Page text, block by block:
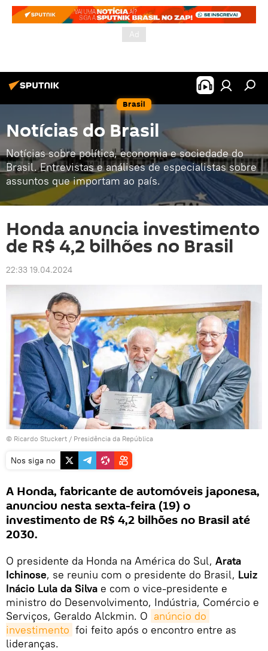
Brasil
Notícias do Brasil
Notícias sobre política, economia e sociedade do
Brasil. Entrevistas e análises de especialistas sobre
assuntos que importam ao país.
Honda anuncia investimento
de R$ 4,2 bilhões no Brasil
22:33 19.04.2024
© Ricardo Stuckert / Presidência da República
Nos siga no
A Honda, fabricante de automóveis japonesa,
anunciou nesta sexta-feira (19) o
investimento de R$ 4,2 bilhões no Brasil até
2030.
O presidente da Honda na América do Sul, Arata
Ichinose, se reuniu com o presidente do Brasil, Luiz
Inácio Lula da Silva e com o vice-presidente e
ministro do Desenvolvimento, Indústria, Comércio e
Serviços, Geraldo Alckmin. O anúncio do
investimento foi feito após o encontro entre as
lideranças.